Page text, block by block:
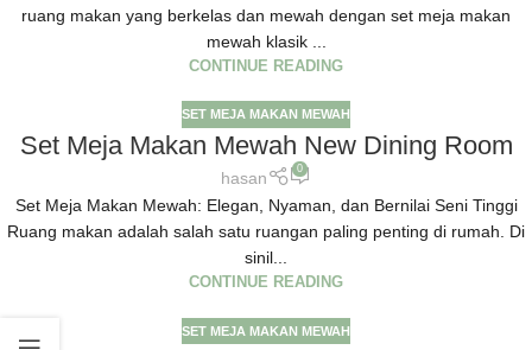
ruang makan yang berkelas dan mewah dengan set meja makan
mewah klasik ...
CONTINUE READING
SET MEJA MAKAN MEWAH
Set Meja Makan Mewah New Dining Room
hasan 0
Set Meja Makan Mewah: Elegan, Nyaman, dan Bernilai Seni Tinggi
Ruang makan adalah salah satu ruangan paling penting di rumah. Di
sinil...
CONTINUE READING
SET MEJA MAKAN MEWAH